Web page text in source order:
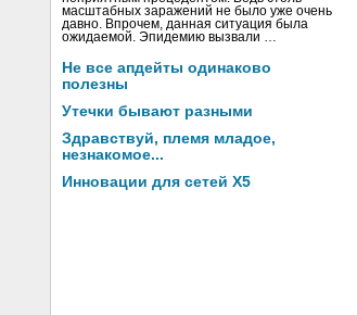
масштабных заражений не было уже очень
давно. Впрочем, данная ситуация была
ожидаемой. Эпидемию вызвали …
Не все апдейты одинаково
полезны
Утечки бывают разными
Здравствуй, племя младое,
незнакомое...
Инновации для сетей X5